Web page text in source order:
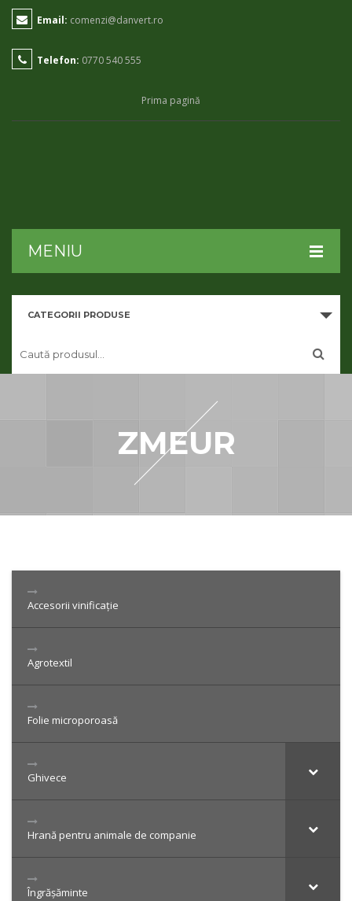
Email: comenzi@danvert.ro
Telefon: 0770 540 555
Prima pagină
MENIU
HOME
CONTUL MEU
CATEGORII PRODUSE
ZMEUR
Accesorii vinificație
Agrotextil
Folie microporoasă
Ghivece
Hrană pentru animale de companie
Îngrășăminte